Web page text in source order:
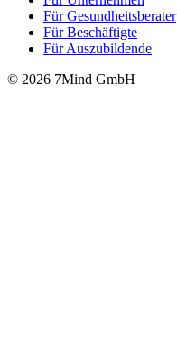
Für Gesund­heits­be­ra­ter
Für Beschäftigte
Für Auszubildende
© 2026 7Mind GmbH